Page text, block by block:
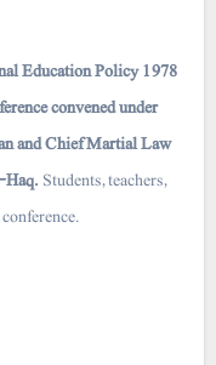
Education Policy 1978
convened under
and Chief Martial Law
Students, teachers,